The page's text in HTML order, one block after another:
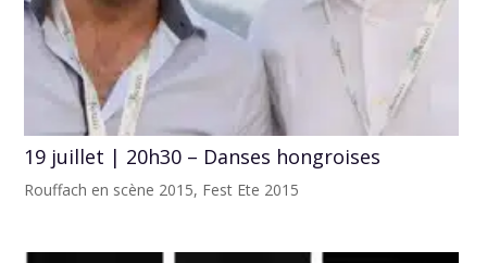
19 juillet | 20h30 – Danses hongroises
Rouffach en scène 2015, Fest Ete 2015